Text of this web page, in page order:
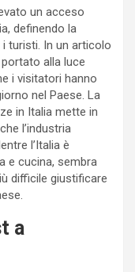
un acceso
definendo la
turisti. In un articolo
alla luce
i visitatori hanno
nel Paese. La
in Italia mette in
l’industria
l’Italia è
e cucina, sembra
difficile giustificare
a